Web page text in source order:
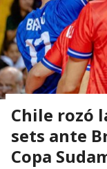
Chile rozó
sets ante
Copa